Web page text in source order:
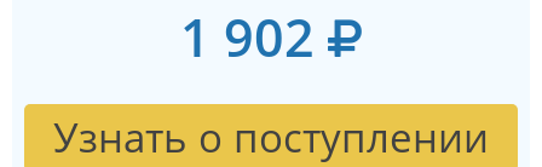
1 902
Узнать о поступлении